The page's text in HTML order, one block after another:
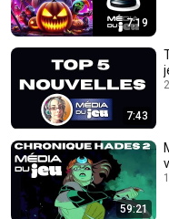
7:19
7:43
59:21